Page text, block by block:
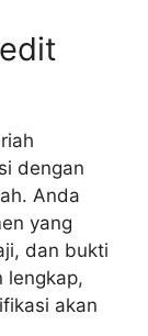
dengan
Anda
yang
dan bukti
lengkap,
akan